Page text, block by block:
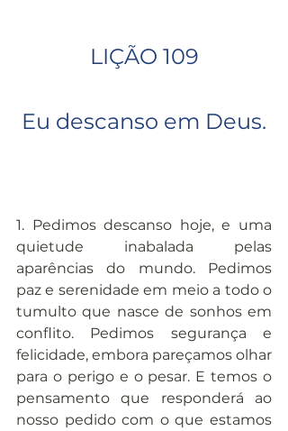
LIÇÃO 109
Eu descanso em Deus.
1. Pedimos descanso hoje, e uma
quietude inabalada pelas
aparências do mundo. Pedimos
paz e serenidade em meio a todo o
tumulto que nasce de sonhos em
conflito. Pedimos segurança e
felicidade, embora pareçamos olhar
para o perigo e o pesar. E temos o
pensamento que responderá ao
nosso pedido com o que estamos